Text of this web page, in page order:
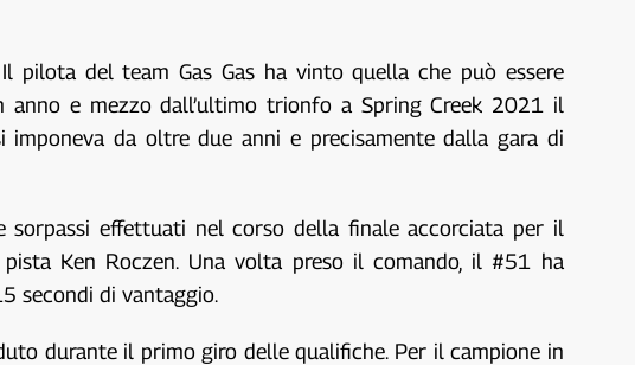
pilota del team Gas Gas ha vinto quella che può essere
anno e mezzo dall’ultimo trionfo a Spring Creek 2021 il
imponeva da oltre due anni e precisamente dalla gara di
effettuati nel corso della finale accorciata per il
Ken Roczen. Una volta preso il comando, il #51 ha
secondi di vantaggio.
durante il primo giro delle qualifiche. Per il campione in